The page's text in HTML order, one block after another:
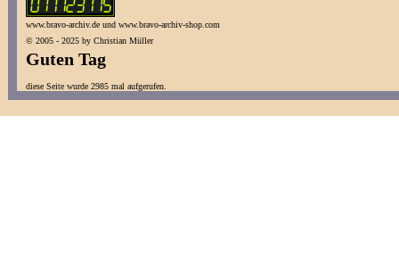
www.bravo-archiv.de und www.bravo-archiv-shop.com
© 2005 - 2025 by Christian Müller
Guten Tag
diese Seite wurde 2985 mal aufgerufen.